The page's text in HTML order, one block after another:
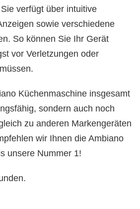
verfügt über intuitive
sowie verschiedene
So können Sie Ihr Gerät
vor Verletzungen oder
Küchenmaschine insgesamt
sondern auch noch
zu anderen Markengeräten
wir Ihnen die Ambiano
unsere Nummer 1!